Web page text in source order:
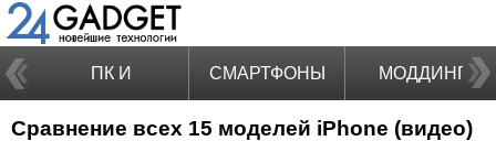
ПК И
НОУТБУКИ
СМАРТФОНЫ МОДДИНГ
Сравнение всех 15 моделей iPhone (видео)